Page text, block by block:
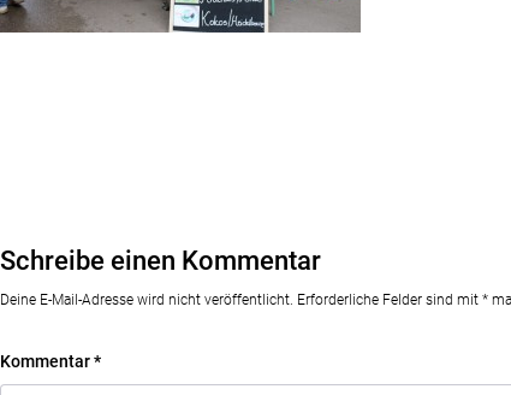
Schreibe einen Kommentar
Deine E-Mail-Adresse wird nicht veröffentlicht. Erforderliche Felder sind mit *
Kommentar*